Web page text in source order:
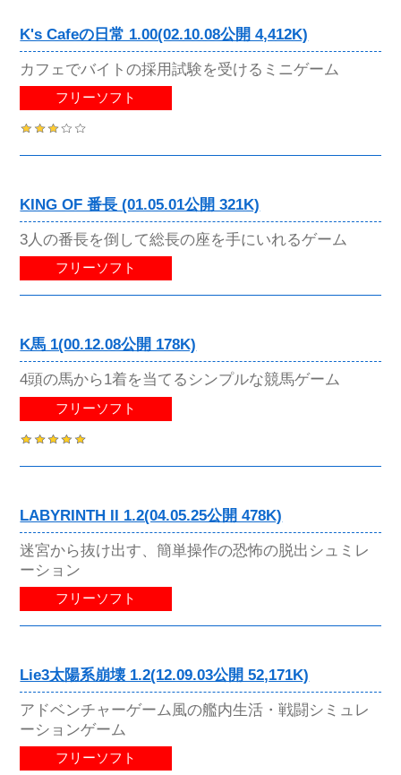
K's Cafeの日常 1.00(02.10.08公開 4,412K)
カフェでバイトの採用試験を受けるミニゲーム
フリーソフト
KING OF 番長 (01.05.01公開 321K)
3人の番長を倒して総長の座を手にいれるゲーム
フリーソフト
K馬 1(00.12.08公開 178K)
4頭の馬から1着を当てるシンプルな競馬ゲーム
フリーソフト
LABYRINTH II 1.2(04.05.25公開 478K)
迷宮から抜け出す、簡単操作の恐怖の脱出シュミレ
ーション
フリーソフト
Lie3太陽系崩壊 1.2(12.09.03公開 52,171K)
アドベンチャーゲーム風の艦内生活・戦闘シミュレ
ーションゲーム
フリーソフト